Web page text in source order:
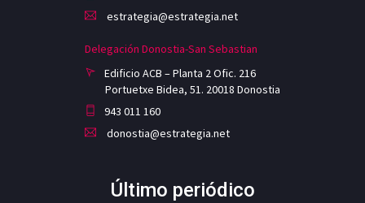
estrategia@estrategia.net
Delegación Donostia-San Sebastian
Edificio ACB – Planta 2 Ofic. 216
Portuetxe Bidea, 51. 20018 Donostia
943 011 160
donostia@estrategia.net
Último periódico